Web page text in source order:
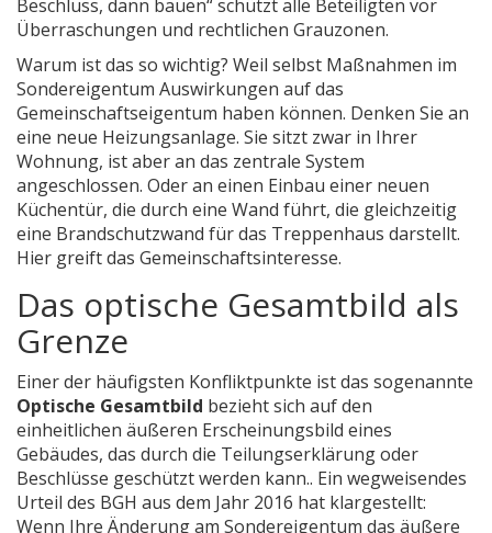
Beschluss, dann bauen“ schützt alle Beteiligten vor
Überraschungen und rechtlichen Grauzonen.
Warum ist das so wichtig? Weil selbst Maßnahmen im
Sondereigentum Auswirkungen auf das
Gemeinschaftseigentum haben können. Denken Sie an
eine neue Heizungsanlage. Sie sitzt zwar in Ihrer
Wohnung, ist aber an das zentrale System
angeschlossen. Oder an einen Einbau einer neuen
Küchentür, die durch eine Wand führt, die gleichzeitig
eine Brandschutzwand für das Treppenhaus darstellt.
Hier greift das Gemeinschaftsinteresse.
Das optische Gesamtbild als
Grenze
Einer der häufigsten Konfliktpunkte ist das sogenannte
Optische Gesamtbild bezieht sich aufden
einheitlichen äußeren Erscheinungsbild eines
Gebäudes, das durch die Teilungserklärung oder
Beschlüsse geschützt werden kann.. Ein wegweisendes
Urteil des BGH aus dem Jahr 2016 hat klargestellt:
Wenn Ihre Änderung am Sondereigentum das äußere